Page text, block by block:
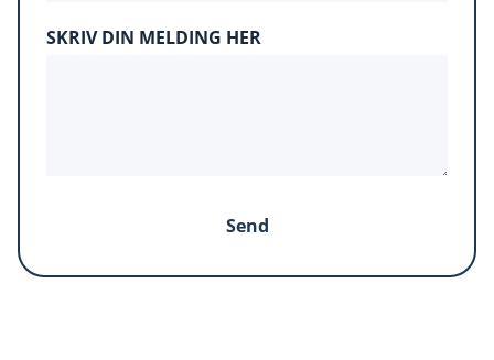
SKRIV DIN MELDING HER
Send